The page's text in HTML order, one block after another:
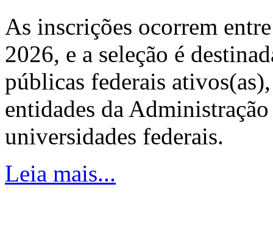
As inscrições ocorrem
2026, e a seleção é
públicas federais
entidades da
universidades federais.
Leia mais...